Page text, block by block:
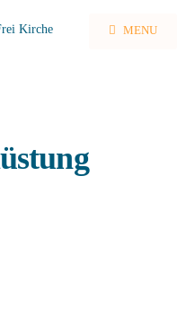
MENU